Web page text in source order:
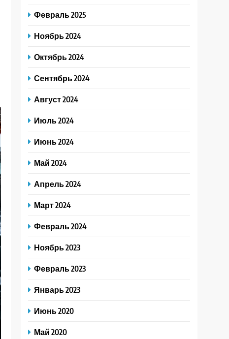
Февраль 2025
Ноябрь 2024
Октябрь 2024
Сентябрь 2024
Август 2024
Июль 2024
Июнь 2024
Май 2024
Апрель 2024
Март 2024
Февраль 2024
Ноябрь 2023
Февраль 2023
Январь 2023
Июнь 2020
Май 2020